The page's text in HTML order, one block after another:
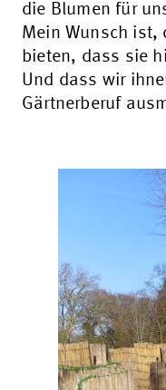
die Blumen für
Mein Wunsch ist,
bieten, dass sie
Und dass wir
Gärtnerberuf